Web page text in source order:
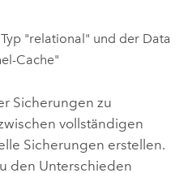
"relational" und der Data
Cache"
Sicherungen zu
vollständigen
Sicherungen erstellen.
den Unterschieden